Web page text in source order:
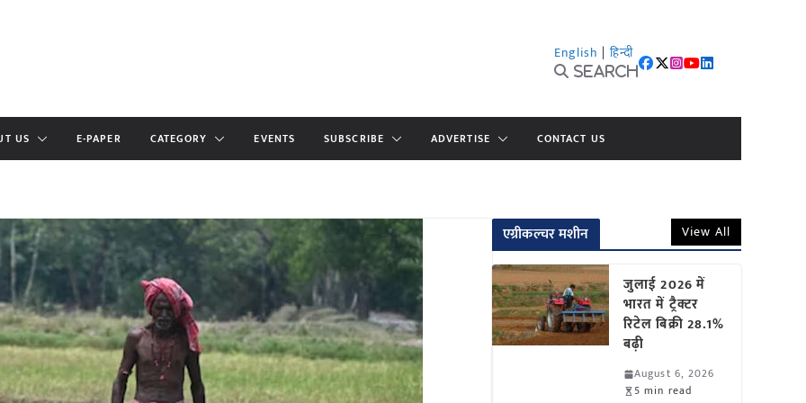
English | हिन्दी
Search
US E-PAPER CATEGORY EVENTS SUBSCRIBE ADVERTISE CONTACT US
एग्रीकल्चर मशीन View All
जुलाई 2026 में
भारत में ट्रैक्टर
रिटेल बिक्री 28.1%
बढ़ी
August 6, 2026
5 min read